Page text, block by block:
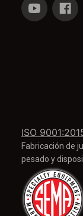
ISO
Fabricación de
pesado y